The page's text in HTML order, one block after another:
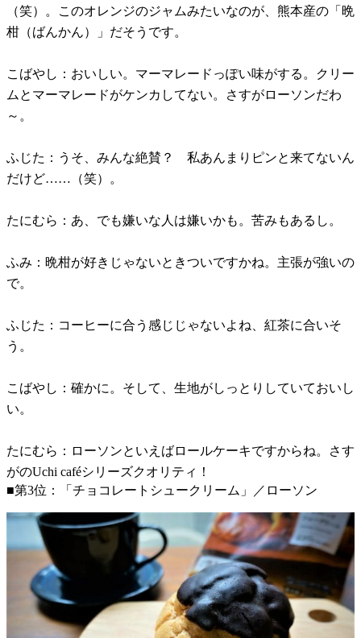
（笑）。このオレンジのジャムみたいなのが、熊本産の「晩
柑（ばんかん）」だそうです。
こばやし：おいしい。マーマレードっぽい味がする。クリー
ムとマーマレードがケンカしてない。さすがローソンだわ
～。
ふじた：うそ、みんな絶賛？ 私あんまりピンと来てないん
だけど……（笑）。
たにむら：あ、でも嫌いな人は嫌いかも。苦みもあるし。
ふみ：晩柑が好きじゃないときついですかね。主張が強いの
で。
ふじた：コーヒーに合う感じじゃないよね、紅茶に合いそ
う。
こばやし：確かに。そして、生地がしっとりしていておいし
い。
たにむら：ローソンといえばロールケーキですからね。さす
がのUchi caféシリーズクオリティ！
■第3位：「チョコレートシュークリーム」／ローソン